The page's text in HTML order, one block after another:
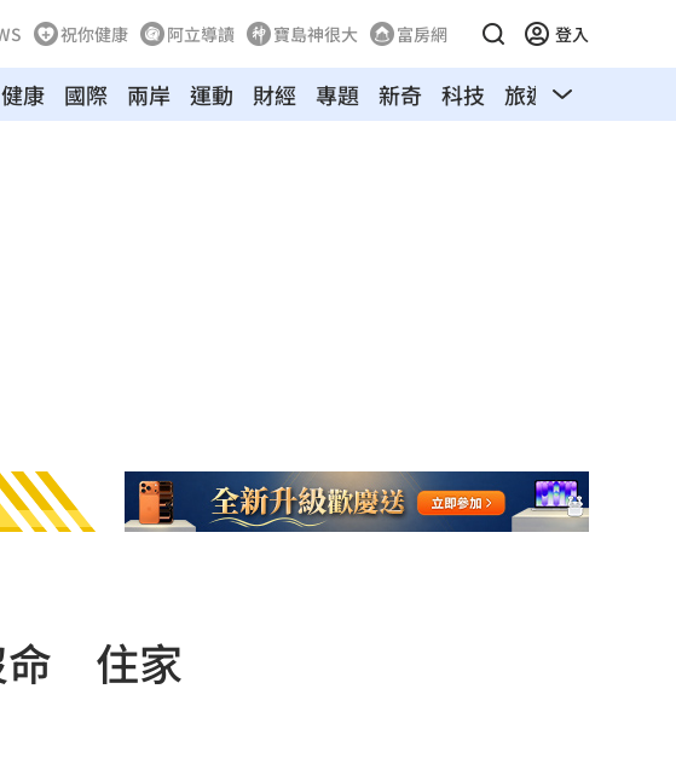
祝你健康 阿立導讀 寶島神很大 富房網 登入
健康 國際 兩岸 運動 財經 專題 新奇 科技 旅遊 汽車
命 住家